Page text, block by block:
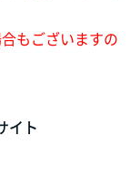
もございますの
イト